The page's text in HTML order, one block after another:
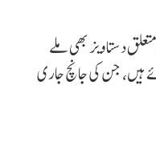
دستاویز بھی ملے
ہوئے ہیں، جن کی جانچ جاری